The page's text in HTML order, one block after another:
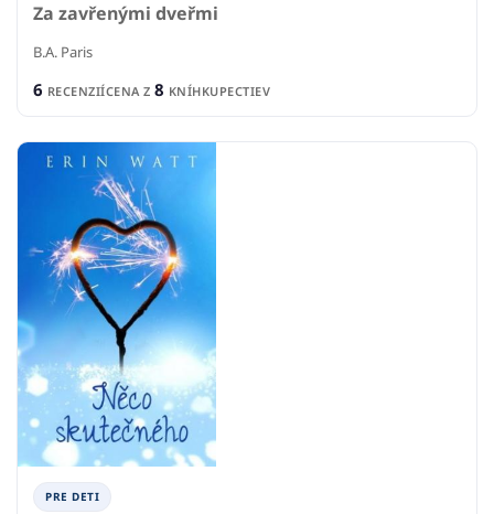
Za zavřenými dveřmi
B.A. Paris
6 RECENZIÍCENA Z 8 KNÍHKUPECTIEV
PRE DETI